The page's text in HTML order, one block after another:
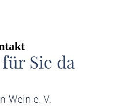
Sie da
Wein e. V.